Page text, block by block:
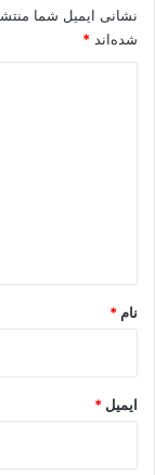
نشانی ایمیل شما
شده‌اند *
نام *
ایمیل *